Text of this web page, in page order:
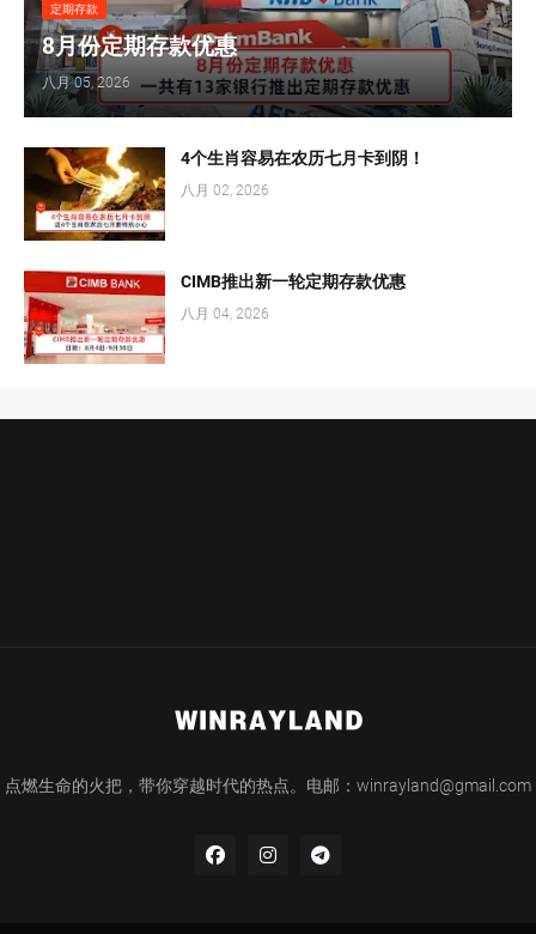
定期存款
8月份定期存款优惠
八月 05, 2026
4个生肖容易在农历七月卡到阴！
八月 02, 2026
CIMB推出新一轮定期存款优惠
八月 04, 2026
点燃生命的火把，带你穿越时代的热点。电邮：winrayland@gmail.com